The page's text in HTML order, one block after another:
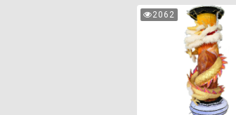
排
序)
2062
次
客